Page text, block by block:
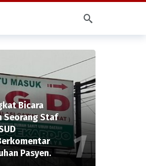
Bicara
Seorang Staf
Pasyen.